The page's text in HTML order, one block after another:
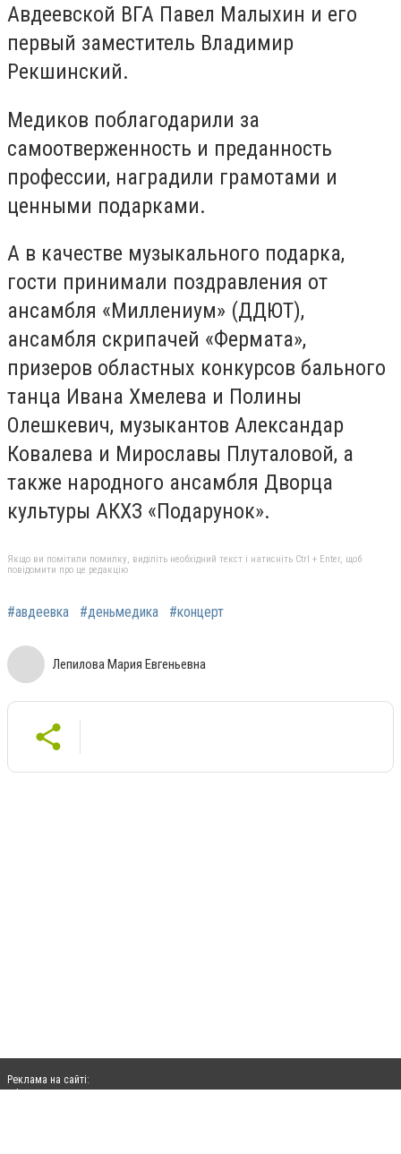
Авдеевской ВГА Павел Малыхин и его
первый заместитель Владимир
Рекшинский.
Медиков поблагодарили за
самоотверженность и преданность
профессии, наградили грамотами и
ценными подарками.
А в качестве музыкального подарка,
гости принимали поздравления от
ансамбля «Миллениум» (ДДЮТ),
ансамбля скрипачей «Фермата»,
призеров областных конкурсов бального
танца Ивана Хмелева и Полины
Олешкевич, музыкантов Александар
Ковалева и Мирославы Плуталовой, а
также народного ансамбля Дворца
культуры АКХЗ «Подарунок».
Якщо ви помітили помилку, виділіть необхідний текст і натисніть Ctrl + Enter, щоб
повідомити про це редакцію
#авдеевка #деньмедика #концерт
Лепилова Мария Евгеньевна
Реклама на сайті: